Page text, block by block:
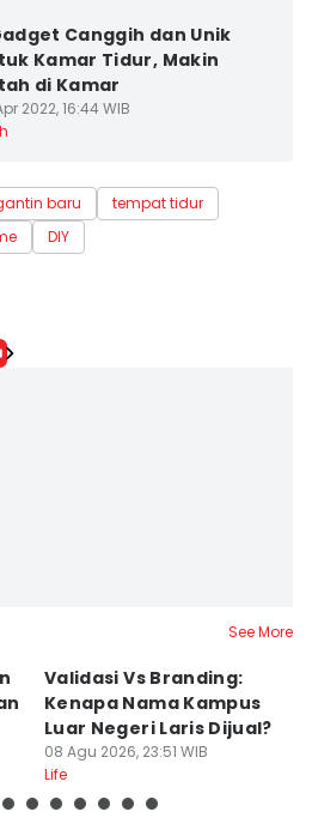
Canggih dan Unik
Kamar Tidur, Makin
di Kamar
2022, 16:44 WIB
baru
tempat tidur
DIY
See More
Validasi Vs Branding:
Kenapa Nama Kampus
Luar Negeri Laris Dijual?
08 Agu 2026, 23:51 WIB
Life